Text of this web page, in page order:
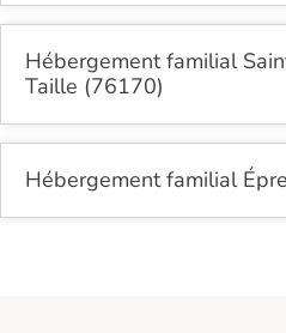
Hébergement familial
Taille (76170)
Hébergement familial